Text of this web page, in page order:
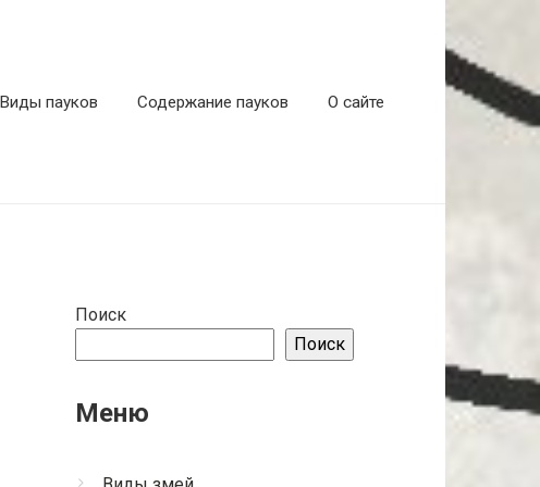
Виды пауков Содержание пауков О сайте
Поиск
Поиск
Меню